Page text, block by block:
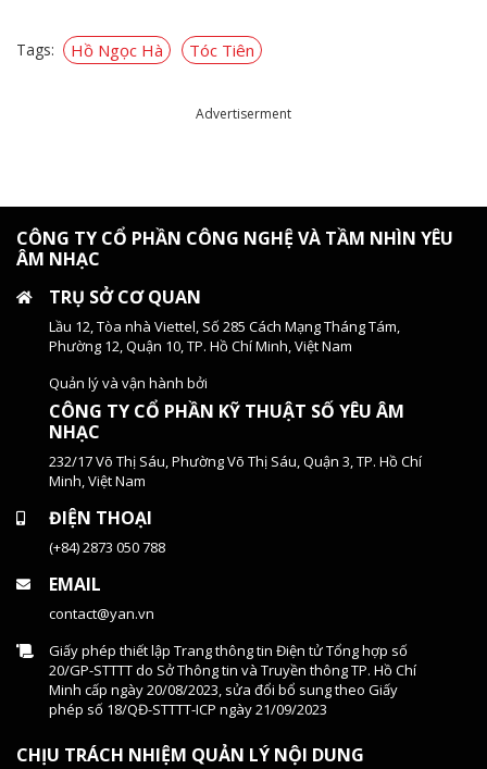
Tags: Hồ Ngọc Hà Tóc Tiên
Advertiserment
CÔNG TY CỔ PHẦN CÔNG NGHỆ VÀ TẦM NHÌN YÊU
ÂM NHẠC
TRỤ SỞ CƠ QUAN
Lầu 12, Tòa nhà Viettel, Số 285 Cách Mạng Tháng Tám,
Phường 12, Quận 10, TP. Hồ Chí Minh, Việt Nam
Quản lý và vận hành bởi
CÔNG TY CỔ PHẦN KỸ THUẬT SỐ YÊU ÂM
NHẠC
232/17 Võ Thị Sáu, Phường Võ Thị Sáu, Quận 3, TP. Hồ Chí
Minh, Việt Nam
ĐIỆN THOẠI
(+84) 2873 050 788
EMAIL
contact@yan.vn
Giấy phép thiết lập Trang thông tin Điện tử Tổng hợp số
20/GP-STTTT do Sở Thông tin và Truyền thông TP. Hồ Chí
Minh cấp ngày 20/08/2023, sửa đổi bổ sung theo Giấy
phép số 18/QĐ-STTTT-ICP ngày 21/09/2023
CHỊU TRÁCH NHIỆM QUẢN LÝ NỘI DUNG